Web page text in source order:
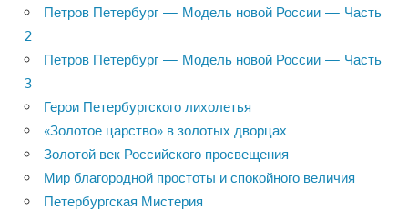
Петров Петербург — Модель новой России — Часть
2
Петров Петербург — Модель новой России — Часть
3
Герои Петербургского лихолетья
«Золотое царство» в золотых дворцах
Золотой век Российского просвещения
Мир благородной простоты и спокойного величия
Петербургская Мистерия